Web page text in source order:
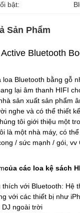
bật:
Sản Phẩm
Bluetooth
loa Bluetooth bằng gỗ
lại âm thanh HIFI
sản xuất sản phẩm
nghe và có thể thiết
tôi giới thiệu một
là một nhà máy, có
/ sức mạnh / gói, vv
của các loa kệ sách
thích với Bluetooth: Hệ
với các thiết bị như
DJ ngoài trời